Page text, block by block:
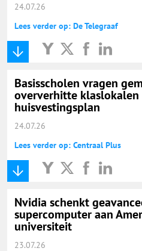
24.07.26
Lees verder op: De Telegraaf
Basisscholen vragen
oververhitte
huisvestingsplan
24.07.26
Lees verder op: Centraal Plus
Nvidia schenkt
supercomputer aan
universiteit
23.07.26